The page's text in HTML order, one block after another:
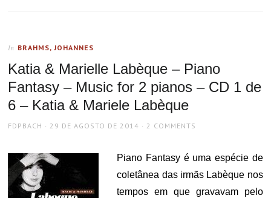
In BRAHMS, JOHANNES
Katia & Marielle Labèque – Piano
Fantasy – Music for 2 pianos – CD 1 de
6 – Katia & Mariele Labèque
AUTHOR
FDPBACH
POSTED
29 DE AGOSTO DE 2014 2 COMMENTS
Piano Fantasy é uma espécie de
coletânea das irmãs Labèque nos
tempos em que gravavam pelo